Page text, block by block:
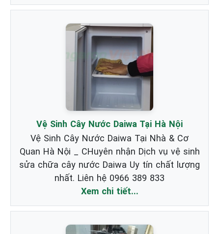
Vệ Sinh Cây Nước Daiwa Tại Hà Nội
Vệ Sinh Cây Nước Daiwa Tại Nhà & Cơ
Quan Hà Nội _ CHuyên nhận Dịch vụ vệ sinh
sửa chữa cây nước Daiwa Uy tín chất lượng
nhất. Liên hệ 0966 389 833
Xem chi tiết...